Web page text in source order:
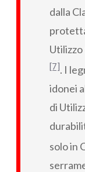
dalla
Utilizzo
[7]. I
idonei
di
solo in